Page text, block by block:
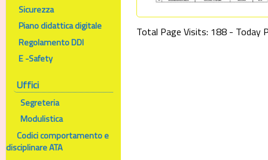
Sicurezza
Piano didattica digitale
Regolamento DDI
E -Safety
Uffici
Segreteria
Modulistica
Codici comportamento e
disciplinare ATA
Total Page Visits: 188 - Today